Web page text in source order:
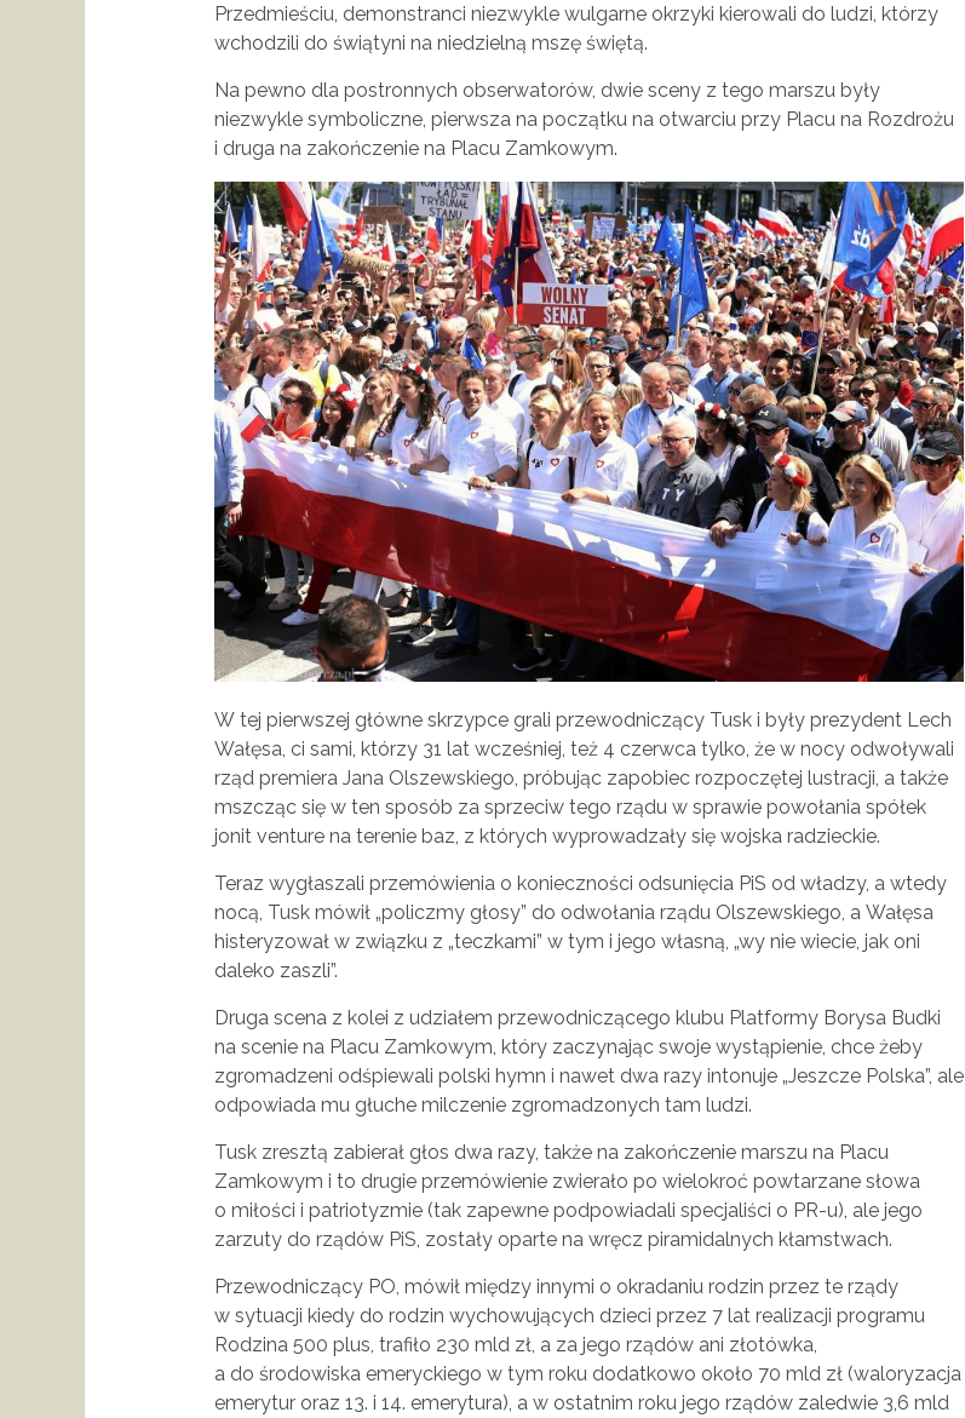
Przedmieściu, demonstranci niezwykle wulgarne okrzyki kierowali do ludzi, którzy
wchodzili do świątyni na niedzielną mszę świętą.
Na pewno dla postronnych obserwatorów, dwie sceny z tego marszu były
niezwykle symboliczne, pierwsza na początku na otwarciu przy Placu na Rozdrożu
i druga na zakończenie na Placu Zamkowym.
W tej pierwszej główne skrzypce grali przewodniczący Tusk i były prezydent Lech
Wałęsa, ci sami, którzy 31 lat wcześniej, też 4 czerwca tylko, że w nocy odwoływali
rząd premiera Jana Olszewskiego, próbując zapobiec rozpoczętej lustracji, a także
mszcząc się w ten sposób za sprzeciw tego rządu w sprawie powołania spółek
jonit venture na terenie baz, z których wyprowadzały się wojska radzieckie.
Teraz wygłaszali przemówienia o konieczności odsunięcia PiS od władzy, a wtedy
nocą, Tusk mówił „policzmy głosy” do odwołania rządu Olszewskiego, a Wałęsa
histeryzował w związku z „teczkami” w tym i jego własną, „wy nie wiecie, jak oni
daleko zaszli”.
Druga scena z kolei z udziałem przewodniczącego klubu Platformy Borysa Budki
na scenie na Placu Zamkowym, który zaczynając swoje wystąpienie, chce żeby
zgromadzeni odśpiewali polski hymn i nawet dwa razy intonuje „Jeszcze Polska”, ale
odpowiada mu głuche milczenie zgromadzonych tam ludzi.
Tusk zresztą zabierał głos dwa razy, także na zakończenie marszu na Placu
Zamkowym i to drugie przemówienie zwierało po wielokroć powtarzane słowa
o miłości i patriotyzmie (tak zapewne podpowiadali specjaliści o PR-u), ale jego
zarzuty do rządów PiS, zostały oparte na wręcz piramidalnych kłamstwach.
Przewodniczący PO, mówił między innymi o okradaniu rodzin przez te rządy
w sytuacji kiedy do rodzin wychowujących dzieci przez 7 lat realizacji programu
Rodzina 500 plus, trafiło 230 mld zł, a za jego rządów ani złotówka,
a do środowiska emeryckiego w tym roku dodatkowo około 70 mld zł (waloryzacja
emerytur oraz 13. i 14. emerytura), a w ostatnim roku jego rządów zaledwie 3,6 mld